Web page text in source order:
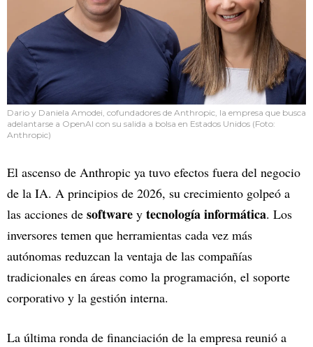
Dario y Daniela Amodei, cofundadores de Anthropic, la empresa que busca
adelantarse a OpenAI con su salida a bolsa en Estados Unidos (Foto:
Anthropic)
El ascenso de Anthropic ya tuvo efectos fuera del negocio
de la IA. A principios de 2026, su crecimiento golpeó a
las acciones de software y tecnología informática. Los
inversores temen que herramientas cada vez más
autónomas reduzcan la ventaja de las compañías
tradicionales en áreas como la programación, el soporte
corporativo y la gestión interna.
La última ronda de financiación de la empresa reunió a